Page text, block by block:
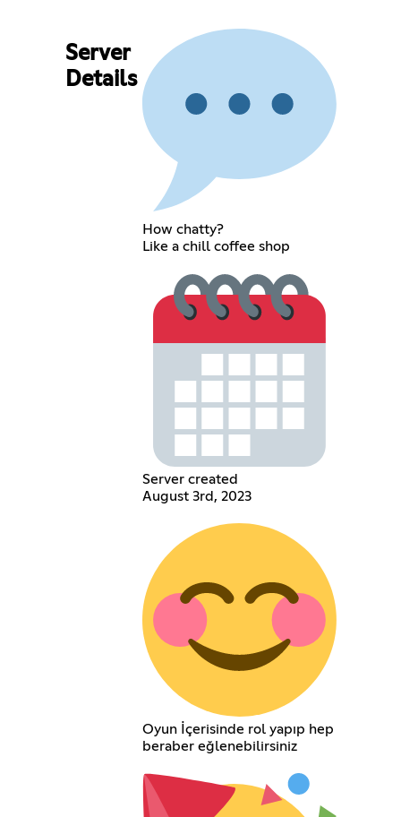
Server
Details
How chatty?
Like a chill coffee shop
Server created
August 3rd, 2023
Oyun İçerisinde rol yapıp hep
beraber eğlenebilirsiniz